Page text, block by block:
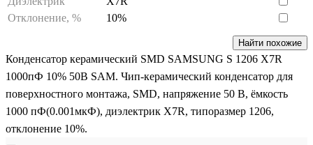
Отклонение, %
10%
Найти похожие
Конденсатор керамический SMD SAMSUNG S 1206 X7R
1000пФ 10% 50В SAM. Чип-керамический конденсатор для
поверхностного монтажа, SMD, напряжение 50 В, ёмкость
1000 пФ(0.001мкФ), диэлектрик X7R, типоразмер 1206,
отклонение 10%.